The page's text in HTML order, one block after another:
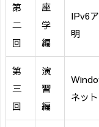
第
二
回
座
学
編
IPv6
明
第
三
回
演
習
編
ネッ